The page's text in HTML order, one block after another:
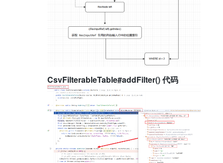
CsvFilterableTable#addFilter() 代码